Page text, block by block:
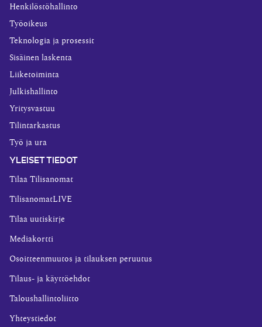
Henkilöstöhallinto
Työoikeus
Teknologia ja prosessit
Sisäinen laskenta
Liiketoiminta
Julkishallinto
Yritysvastuu
Tilintarkastus
Työ ja ura
YLEISET TIEDOT
Tilaa Tilisanomat
TilisanomatLIVE
Tilaa uutiskirje
Mediakortti
Osoitteenmuutos ja tilauksen peruutus
Tilaus- ja käyttöehdot
Taloushallintoliitto
Yhteystiedot